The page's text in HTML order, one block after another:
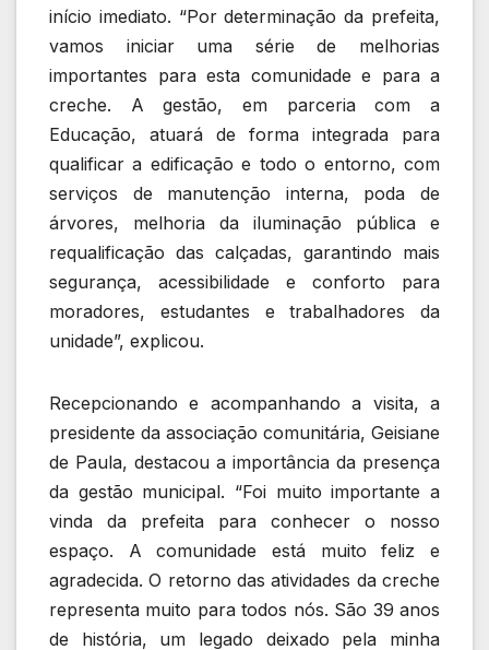
início imediato. “Por determinação da prefeita,
vamos iniciar uma série de melhorias
importantes para esta comunidade e para a
creche. A gestão, em parceria com a
Educação, atuará de forma integrada para
qualificar a edificação e todo o entorno, com
serviços de manutenção interna, poda de
árvores, melhoria da iluminação pública e
requalificação das calçadas, garantindo mais
segurança, acessibilidade e conforto para
moradores, estudantes e trabalhadores da
unidade”, explicou.
Recepcionando e acompanhando a visita, a
presidente da associação comunitária, Geisiane
de Paula, destacou a importância da presença
da gestão municipal. “Foi muito importante a
vinda da prefeita para conhecer o nosso
espaço. A comunidade está muito feliz e
agradecida. O retorno das atividades da creche
representa muito para todos nós. São 39 anos
de história, um legado deixado pela minha